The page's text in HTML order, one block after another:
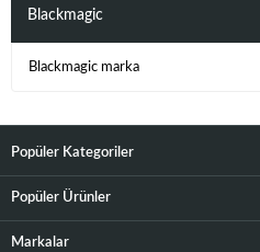
Blackmagic
Blackmagic marka
Popüler Kategoriler
Popüler Ürünler
Markalar